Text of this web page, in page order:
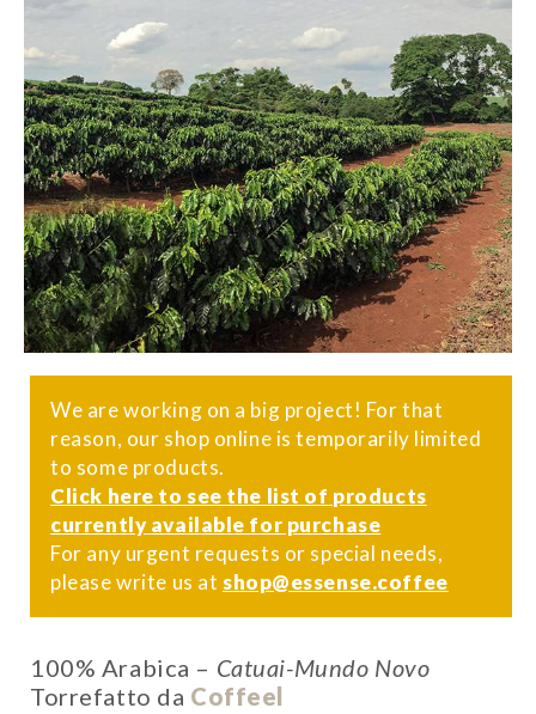
We are working on a big project! For that
reason, our shop online is temporarily limited
to some products.
Click here to see the list of products
currently available for purchase
For any urgent requests or special needs,
please write us at shop@essense.coffee
100% Arabica – Catuai-Mundo Novo
Torrefatto da Coffeel